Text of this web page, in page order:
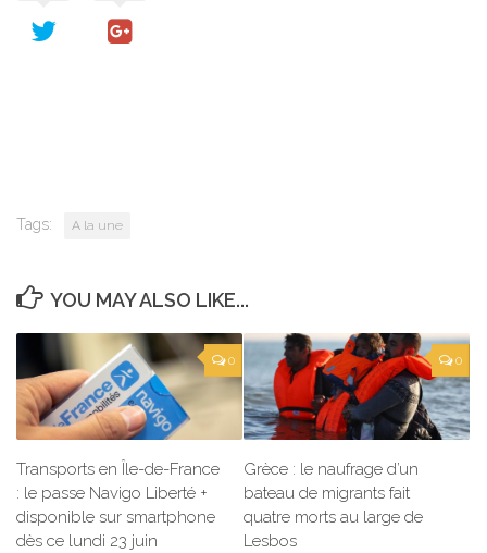
Tags: A la une
YOU MAY ALSO LIKE...
0
Transports en Île-de-France
: le passe Navigo Liberté +
disponible sur smartphone
dès ce lundi 23 juin
0
Grèce : le naufrage d’un
bateau de migrants fait
quatre morts au large de
Lesbos